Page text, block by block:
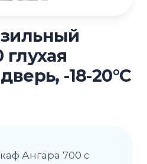
-18-20°С
Ангара 700 с